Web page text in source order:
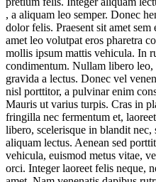
, a aliquam leo semper. Donec
dolor felis. Praesent sit amet
amet leo volutpat eros pharetra
mollis ipsum mattis vehicula. In
condimentum. Nullam libero leo,
gravida a lectus. Donec vel
nisl porttitor, a pulvinar enim
Mauris ut varius turpis. Cras in
fringilla nec fermentum et,
libero, scelerisque in blandit
aliquam lectus. Aenean sed
vehicula, euismod metus vitae,
orci. Integer laoreet felis neque,